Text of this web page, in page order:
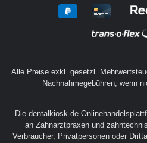
Alle Preise exkl. gesetzl.
Nachnahmegebühren, wenn
Die dentalkiosk.de
an Zahnarztpraxen und
Verbraucher, Privatpersonen oder